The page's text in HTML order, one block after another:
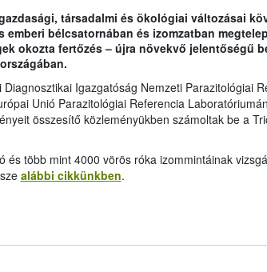
társadalmi és ökológiai változásai
bélcsatornában és izomzatban
okozta fertőzés – újra növekvő jelentőségű
Igazgatóság Nemzeti Parazitológiai
Unió Parazitológiai Referencia
összesítő közleményükben számoltak be a
és több mint 4000 vörös róka izommintáinak
alábbi cikkünkben.